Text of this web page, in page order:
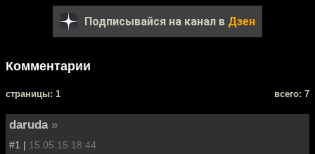
Подписывайся на канал в Дзен
Комментарии
cтраницы: 1 всего: 7
daruda »
#1 | 15.05.15 18:44